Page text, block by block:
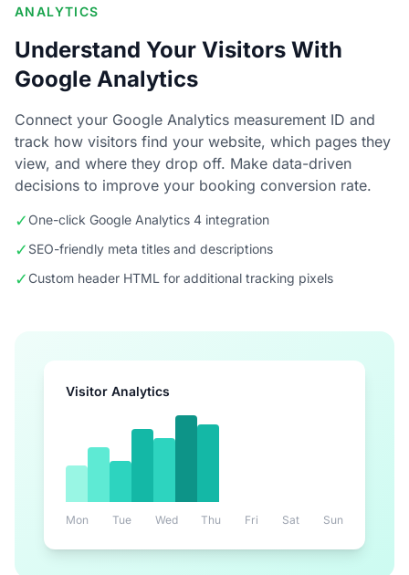
ANALYTICS
Understand Your Visitors With
Google Analytics
Connect your Google Analytics measurement ID and
track how visitors find your website, which pages they
view, and where they drop off. Make data-driven
decisions to improve your booking conversion rate.
✓One-click Google Analytics 4 integration
✓ SEO-friendly meta titles and descriptions
✓Custom header HTML for additional tracking pixels
Visitor Analytics
Mon Tue Wed Thu Fri Sat Sun